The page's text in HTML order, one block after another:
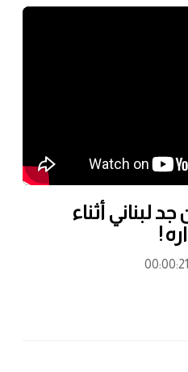
لبناني أثناء
!
00:00:21